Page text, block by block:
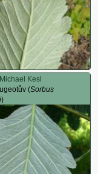
Michael Kesl
(Sorbus
)